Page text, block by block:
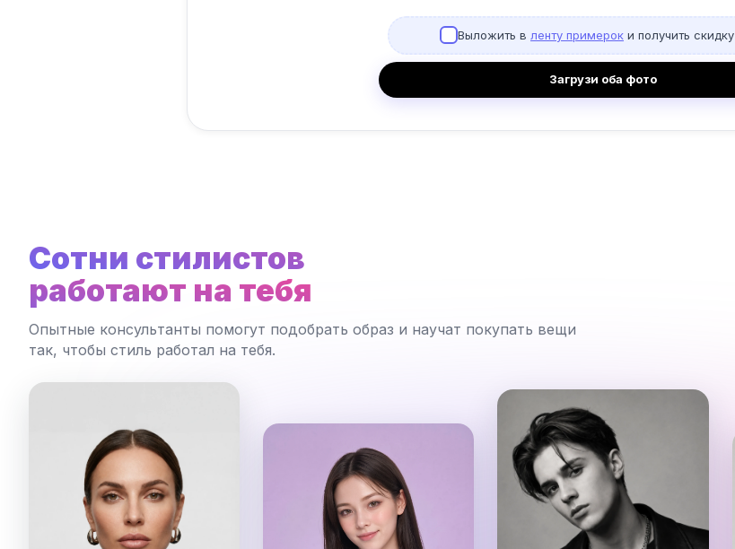
Выложить в ленту примерок и получить скидку
Загрузи оба фото
Сотни стилистов
работают на тебя
Опытные консультанты помогут подобрать образ и научат покупать вещи
так, чтобы стиль работал на тебя.